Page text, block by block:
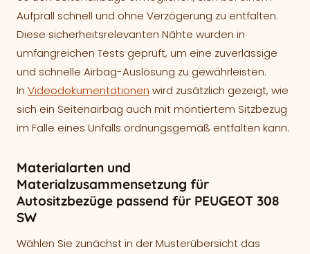
Aufprall schnell und ohne Verzögerung zu entfalten.
Diese sicherheitsrelevanten Nähte wurden in
umfangreichen Tests geprüft, um eine zuverlässige
und schnelle Airbag-Auslösung zu gewährleisten.
In Videodokumentationen wird zusätzlich gezeigt, wie
sich ein Seitenairbag auch mit montiertem Sitzbezug
im Falle eines Unfalls ordnungsgemäß entfalten kann.
Materialarten und
Materialzusammensetzung für
Autositzbezüge passend für PEUGEOT 308
SW
Wählen Sie zunächst in der Musterübersicht das